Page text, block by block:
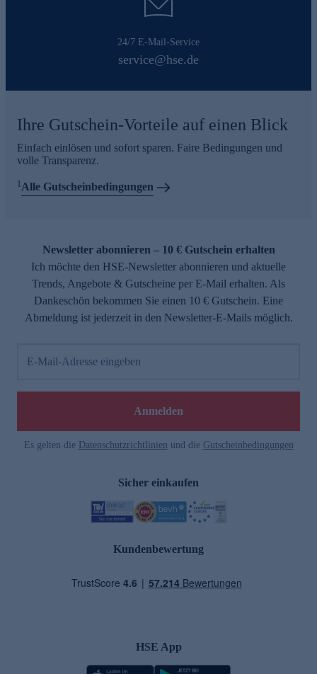
24/7 E-Mail-Service
service@hse.de
Ihre Gutschein-Vorteile auf einen Blick
Einfach einlösen und sofort sparen. Faire Bedingungen und
volle Transparenz.
1Alle Gutscheinbedingungen
Newsletter abonnieren – 10 € Gutschein erhalten
Ich möchte den HSE-Newsletter abonnieren und aktuelle
Trends, Angebote & Gutscheine per E-Mail erhalten. Als
Dankeschön bekommen Sie einen 10 € Gutschein. Eine
Abmeldung ist jederzeit in den Newsletter-E-Mails möglich.
E-Mail-Adresse eingeben
Anmelden
Es gelten die Datenschutzrichtlinien und die Gutscheinbedingungen
Sicher einkaufen
Kundenbewertung
HSE App